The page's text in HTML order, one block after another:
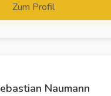
Zum Profil
Naumann